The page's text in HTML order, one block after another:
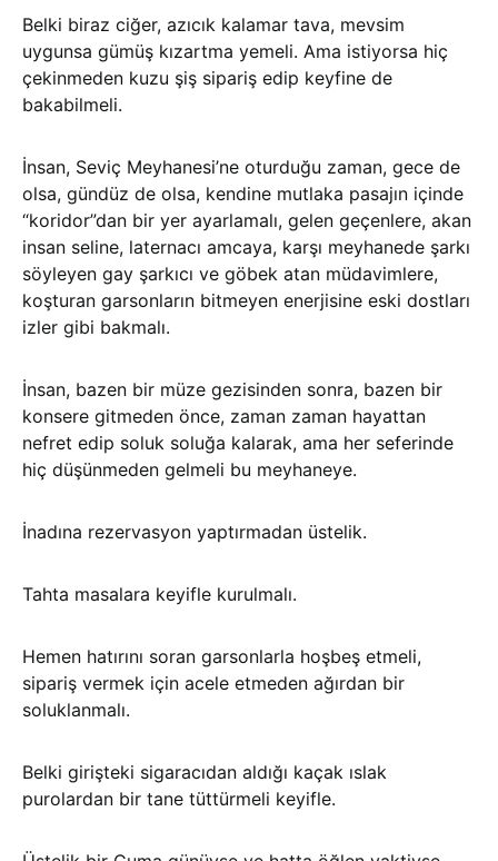
Belki biraz ciğer, azıcık kalamar tava, mevsim
uygunsa gümüş kızartma yemeli. Ama istiyorsa hiç
çekinmeden kuzu şiş sipariş edip keyfine de
bakabilmeli.
İnsan, Seviç Meyhanesi’ne oturduğu zaman, gece de
olsa, gündüz de olsa, kendine mutlaka pasajın içinde
“koridor”dan bir yer ayarlamalı, gelen geçenlere, akan
insan seline, laternacı amcaya, karşı meyhanede şarkı
söyleyen gay şarkıcı ve göbek atan müdavimlere,
koşturan garsonların bitmeyen enerjisine eski dostları
izler gibi bakmalı.
İnsan, bazen bir müze gezisinden sonra, bazen bir
konsere gitmeden önce, zaman zaman hayattan
nefret edip soluk soluğa kalarak, ama her seferinde
hiç düşünmeden gelmeli bu meyhaneye.
İnadına rezervasyon yaptırmadan üstelik.
Tahta masalara keyifle kurulmalı.
Hemen hatırını soran garsonlarla hoşbeş etmeli,
sipariş vermek için acele etmeden ağırdan bir
soluklanmalı.
Belki girişteki sigaracıdan aldığı kaçak ıslak
purolardan bir tane tüttürmeli keyifle.